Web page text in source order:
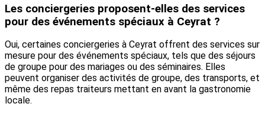
Les conciergeries proposent-elles des services
pour des événements spéciaux à Ceyrat ?
Oui, certaines conciergeries à Ceyrat offrent des services sur
mesure pour des événements spéciaux, tels que des séjours
de groupe pour des mariages ou des séminaires. Elles
peuvent organiser des activités de groupe, des transports, et
même des repas traiteurs mettant en avant la gastronomie
locale.